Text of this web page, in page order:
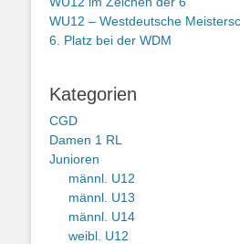
WU12 – Westdeutsche
6. Platz bei der WDM
Kategorien
CGD
Damen 1 RL
Junioren
männl. U12
männl. U13
männl. U14
weibl. U12